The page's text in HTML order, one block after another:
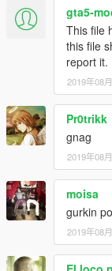
gta5-
This file
this file
report it.
2019年08
Pr0trikk
gnag
2019年08
moisa
gurkin
2019年08